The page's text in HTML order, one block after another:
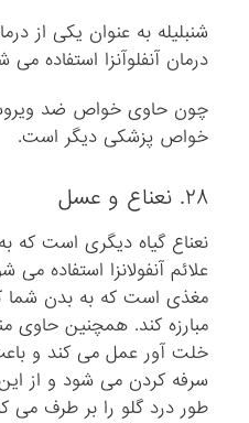
شنبلیله به عنوان یکی از
درمان آنفلوآنزا استفاده می
چون حاوی خواص ضد
خواص پزشکی دیگر است.
۲۸. نعناع و عسل
نعناع گیاه دیگری است که
علائم آنفولانزا استفاده
مغذی است که به بدن شما
مبارزه کند. همچنین حاوی
خلت آور عمل می کند و
سرفه کردن می شود و از
طور درد گلو را بر طرف می